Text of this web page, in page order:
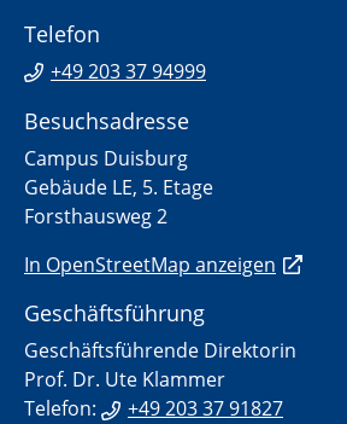
Telefon
+49 203 37 94999
Besuchsadresse
Campus Duisburg
Gebäude LE, 5. Etage
Forsthausweg 2
In OpenStreetMap anzeigen
Geschäftsführung
Geschäftsführende Direktorin
Prof. Dr. Ute Klammer
Telefon:
+49 203 37 91827